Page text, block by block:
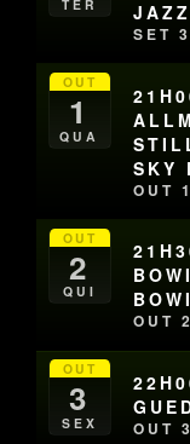
TER
SET
OUT
1
QUA
SKY
OUT
OUT
2
QUI
OUT
OUT
3
SEX OUT